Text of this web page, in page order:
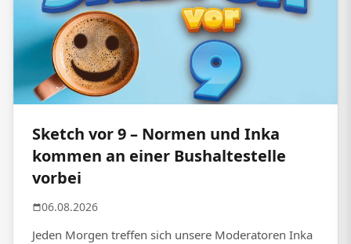
Sketch vor 9 – Normen und Inka
kommen an einer Bushaltestelle
vorbei
06.08.2026
Jeden Morgen treffen sich unsere Moderatoren Inka